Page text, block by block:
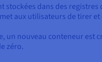
stockées dans des
aux utilisateurs de tirer
un nouveau conteneur est
zéro.